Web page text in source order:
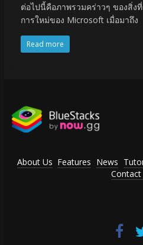
ต่อไปนี้คือภาพรวมคร่าวๆ ของสิ่
การใหม่ของ Microsoft เมื่อมาถึง
Read more
About Us Features News
Contact